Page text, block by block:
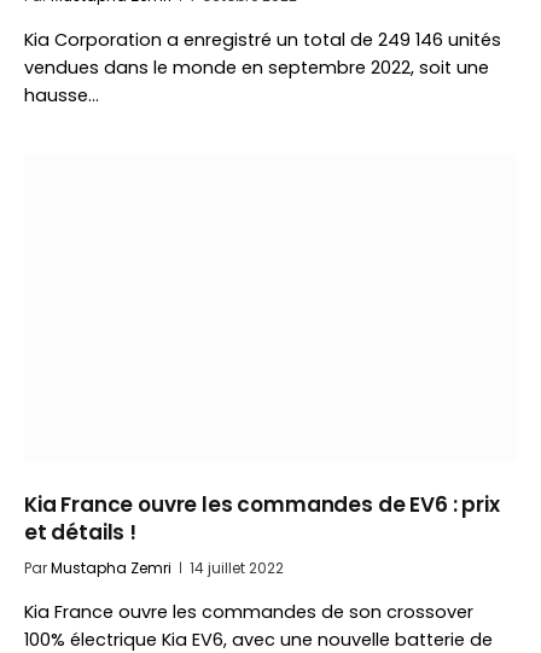
Kia Corporation a enregistré un total de 249 146 unités
vendues dans le monde en septembre 2022, soit une
hausse…
Kia France ouvre les commandes de EV6 : prix
et détails !
ParMustapha Zemri 14 juillet 2022
Kia France ouvre les commandes de son crossover
100% électrique Kia EV6, avec une nouvelle batterie de